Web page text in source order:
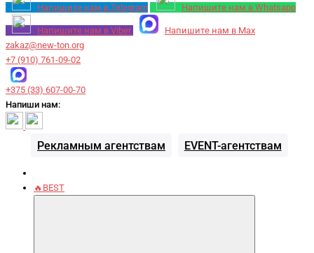
Напишите нам в Telegram Напишите нам в Whatsapp
Напишите нам в Viber
Напишите нам в Max
zakaz@new-ton.org
+7 (910) 761-09-02
+375 (33) 607-00-70
Напиши нам:
Рекламным агентствам EVENT-агентствам
🔥BEST